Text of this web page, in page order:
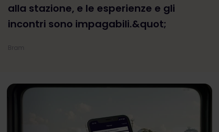
alla stazione, e le esperienze e gli
incontri sono impagabili.&quot;
Bram